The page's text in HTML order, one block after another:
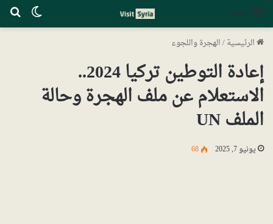
القائمة
الرئيسية/الهجرة واللجوء
إعادة التوطين تركيا 2024..
الاستعلام عن ملف الهجرة وحالة
الملف UN
يونيو 7, 2025 68